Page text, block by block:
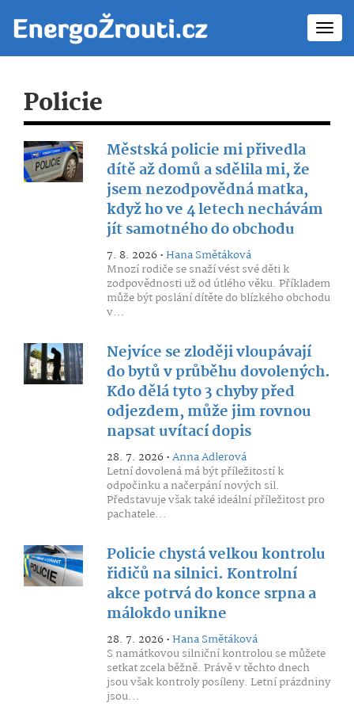
Policie
Městská policie mi přivedla
dítě až domů a sdělila mi, že
jsem nezodpovědná matka,
když ho ve 4 letech nechávám
jít samotného do obchodu
7. 8. 2026 •Hana Smětáková
Mnozí rodiče se snaží vést své děti k
zodpovědnosti už od útlého věku. Příkladem
může být poslání dítěte do blízkého obchodu
v...
Nejvíce se zloději vloupávají
do bytů v průběhu dovolených.
Kdo dělá tyto 3 chyby před
odjezdem, může jim rovnou
napsat uvítací dopis
28. 7. 2026 •Anna Adlerová
Letní dovolená má být příležitostí k
odpočinku a načerpání nových sil.
Představuje však také ideální příležitost pro
pachatele...
Policie chystá velkou kontrolu
řidičů na silnici. Kontrolní
akce potrvá do konce srpna a
málokdo unikne
28. 7. 2026 •Hana Smětáková
S namátkovou silniční kontrolou se můžete
setkat zcela běžně. Právě v těchto dnech
jsou však kontroly posíleny. Letní prázdniny
jsou...